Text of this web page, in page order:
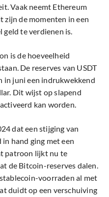
Vaak neemt Ethereum
de momenten in een
geld te verdienen is.
is de hoeveelheid
De reserves van USDT
in juni een indrukwekkend
Dit wijst op slapend
kan worden.
dat een stijging van
hand ging met een
patroon lijkt nu te
de Bitcoin-reserves dalen.
voorraden al met
duidt op een verschuiving